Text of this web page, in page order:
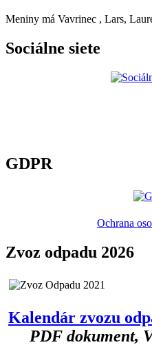
Meniny má Vavrinec , Lars,
Sociálne siete
GDPR
Ochrana
Zvoz odpadu 2026
Kalendár zvozu
PDF dokument,